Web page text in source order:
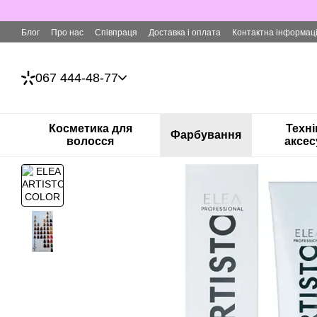
Блог Про нас Співпраця Доставка і оплата Контактна
067 444-48-77
Косметика для
волосся
Фарбування